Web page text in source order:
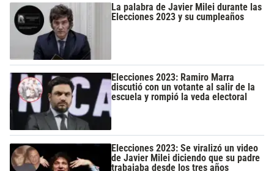
La palabra de Javier Milei durante las
Elecciones 2023 y su cumpleaños
Elecciones 2023: Ramiro Marra
discutió con un votante al salir de la
escuela y rompió la veda electoral
Elecciones 2023: Se viralizó un video
de Javier Milei diciendo que su padre
trabajaba desde los tres años